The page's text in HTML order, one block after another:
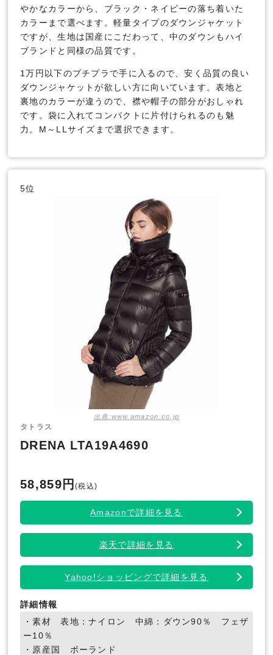
やかなカラーから、ブラック・ネイビーの落ち着いた
カラーまで選べます。軽量タイプのダウンジャケット
ですが、生地は国産にこだわって、中のダウンもハイ
ブランドと同様の品質です。
1万円以下のプチプラで手に入るので、安く品質の良い
ダウンジャケットが欲しい方に向いています。表地と
裏地のカラーが違うので、襟や帽子の部分がおしゃれ
です。袋に入れてコンパクトに片付けられるのも魅
力。M～LLサイズまで選択できます。
5位
出典:www.amazon.co.jp
タトラス
DRENA LTA19A4690
58,859円(税込)
Amazonで詳細を見る
楽天で詳細を見る
Yahoo!ショッピングで詳細を見る
詳細情報
・素材 表地：ナイロン 中綿：ダウン90％ フェザ
ー10％
・原産国 ポーランド